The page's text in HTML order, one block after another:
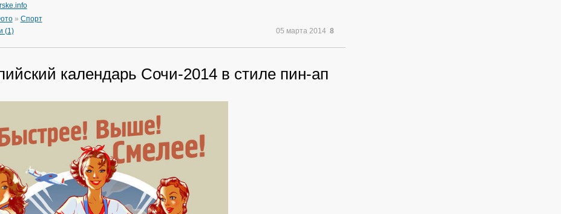
» Спорт
(1)
05 марта 2014 8
календарь Сочи-2014 в стиле пин-ап